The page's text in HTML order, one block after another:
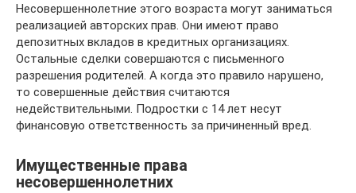
Несовершеннолетние этого возраста могут заниматься
реализацией авторских прав. Они имеют право
депозитных вкладов в кредитных организациях.
Остальные сделки совершаются с письменного
разрешения родителей. А когда это правило нарушено,
то совершенные действия считаются
недействительными. Подростки с 14 лет несут
финансовую ответственность за причиненный вред.
Имущественные права
несовершеннолетних